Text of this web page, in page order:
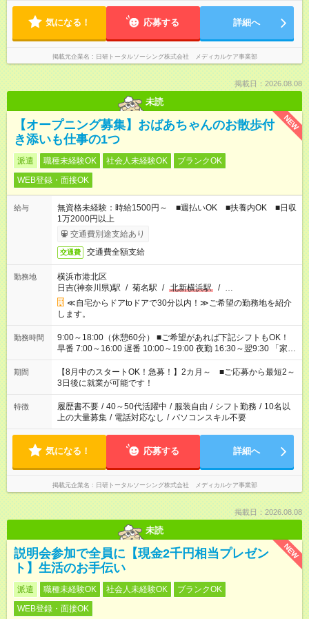
気になる！ 応募する 詳細へ
掲載元企業名 日研トータルソーシング株式会社 メディカルケア事業部
掲載日：2026.08.08
未読
NEW
【オープニング募集】おばあちゃんのお散歩付
き添いも仕事の1つ
派遣 職種未経験OK 社会人未経験OK
ブランクOK
WEB登録・面接OK
給与
無資格未経験：時給1500円～ ■週払いOK ■扶養内OK ■日収
1万2000円以上
交通費別途支給あり
交通費 交通費全額支給
勤務地
横浜市港北区
日吉(神奈川県)駅 / 菊名駅 / 北新横浜駅 / …
≪自宅からドアtoドアで30分以内！≫ご希望の勤務地を紹介
します。
勤務時間
9:00～18:00（休憩60分） ■ご希望があれば下記シフトもOK！
早番 7:00～16:00 遅番 10:00～19:00 夜勤 16:30～翌9:30 「家族
と休みを合わせたい」 「余裕を持って夕飯の準備がしたい」
「できれば残業はしたくない」 など、ご希望を教えてください
ね。 ※Wワーク希望の方へ 今ご覧のお仕事で希望する勤務時間
と、もう1つのお仕事の勤務時間。 合計で週40時間を超える場
合は応募できません。
期間
【8月中のスタートOK！急募！】2カ月～ ■ご応募から最短2～
3日後に就業が可能です！
特徴 履歴書不要 / 40～50代活躍中 / 服装自由 / シフト勤務 / 10名以
上の大量募集 / 電話対応なし / パソコンスキル不要
気になる！ 応募する 詳細へ
掲載元企業名 日研トータルソーシング株式会社 メディカルケア事業部
掲載日：2026.08.08
未読
NEW
説明会参加で全員に【現金2千円相当プレゼン
ト】生活のお手伝い
派遣 職種未経験OK 社会人未経験OK
ブランクOK
WEB登録・面接OK